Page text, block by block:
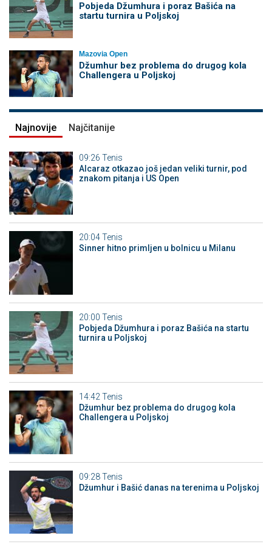
Pobjeda Džumhura i poraz Bašića na
startu turnira u Poljskoj
Mazovia Open
Džumhur bez problema do drugog kola
Challengera u Poljskoj
Najnovije Najčitanije
09:26 Tenis
Alcaraz otkazao još jedan veliki turnir, pod
znakom pitanja i US Open
20:04Tenis
Sinner hitno primljen u bolnicu u Milanu
20:00 Tenis
Pobjeda Džumhura i poraz Bašića na startu
turnira u Poljskoj
14:42Tenis
Džumhur bez problema do drugog kola
Challengera u Poljskoj
09:28Tenis
Džumhur i Bašić danas na terenima u Poljskoj